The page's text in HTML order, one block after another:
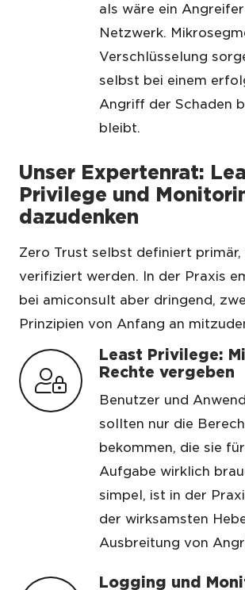
als wäre ein
Netzwerk.
Verschlüsselung
selbst bei einem
Angriff der Schaden
bleibt.
Unser Expertenrat:
Privilege und
dazudenken
Zero Trust selbst definiert
verifiziert werden. In der Praxis
bei amiconsult aber dringend,
Prinzipien von Anfang an
Least Privilege:
Rechte vergeben
Benutzer und
sollten nur die
bekommen, die sie
Aufgabe wirklich
simpel, ist in der
der wirksamsten
Ausbreitung von
Logging und